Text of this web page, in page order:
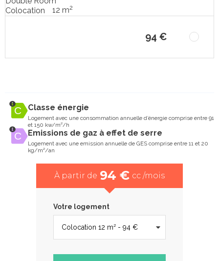
Colocation
12 m2
94 €
Classe énergie
Logement avec une consommation annuelle d’énergie comprise entre 91
et 150 kw/m²/h
Emissions de gaz à effet de serre
Logement avec une emission annuelle de GES comprise entre 11 et 20
kg/m²/an
À partir de 94 € cc /mois
Votre logement